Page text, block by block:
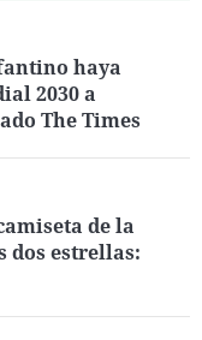
haya
2030 a
The Times
de la
dos estrellas: